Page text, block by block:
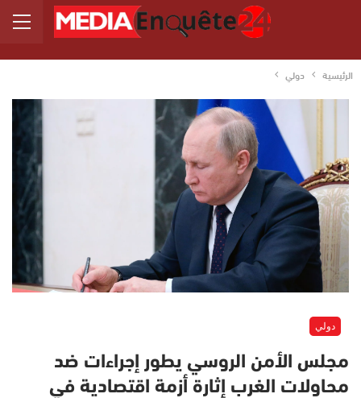
الرئيسية دولي
دولي
مجلس الأمن الروسي يطور إجراءات ضد
محاولات الغرب إثارة أزمة اقتصادية في